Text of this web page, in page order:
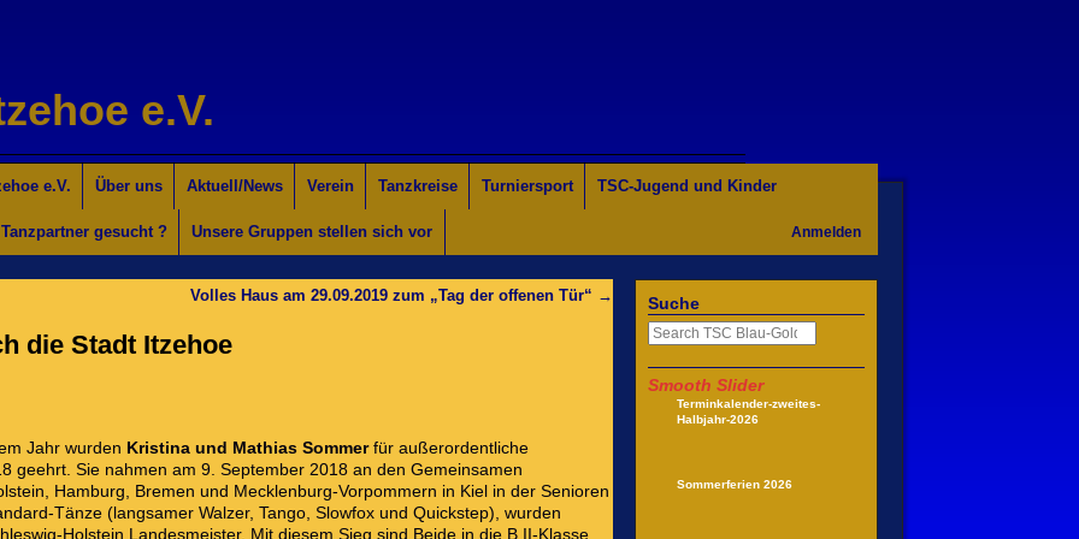
e.V.
e.V. Über uns Aktuell/News Verein Tanzkreise Turniersport TSC-Jugend und Kinder
Tanzpartner gesucht ? Unsere Gruppen stellen sich vor Anmelden
Volles Haus am 29.09.2019 zum „Tag der offenen Tür“ →
die Stadt Itzehoe
Jahr wurden Kristina und Mathias Sommerfür außerordentliche
geehrt. Sie nahmen am 9. September 2018 an den Gemeinsamen
Hamburg, Bremen und Mecklenburg-Vorpommern in Kiel in der Senioren
Tänze (langsamer Walzer, Tango, Slowfox und Quickstep), wurden
Holstein Landesmeister. Mit diesem Sieg sind Beide in die B II-Klasse
Suche
Smooth Slider
Terminkalender-zweites-
Halbjahr-2026
Sommerferien 2026